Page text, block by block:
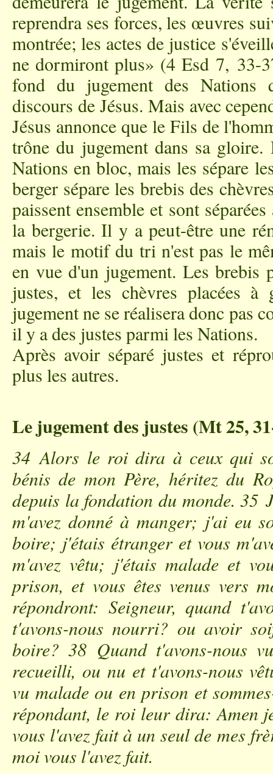
reprendra ses forces, les œuvres
montrée; les actes de justice
ne dormiront plus» (4 Esd 7, 33-
fond du jugement des Nations
discours de Jésus. Mais avec
Jésus annonce que le Fils de
trône du jugement dans sa
Nations en bloc, mais les sépare
berger sépare les brebis des
paissent ensemble et sont
la bergerie. Il y a peut-être une
mais le motif du tri n'est pas le
en vue d'un jugement. Les brebis
justes, et les chèvres placées à
jugement ne se réalisera donc pas
il y a des justes parmi les Nations.
Après avoir séparé justes et
plus les autres.
Le jugement des justes (Mt 25,
34 Alors le roi dira à ceux qui
bénis de mon Père, héritez du
depuis la fondation du monde. 35
m'avez donné à manger; j'ai eu
boire; j'étais étranger et vous
m'avez vêtu; j'étais malade et
prison, et vous êtes venus vers
répondront: Seigneur, quand
t'avons-nous nourri? ou avoir
boire? 38 Quand t'avons-nous
recueilli, ou nu et t'avons-nous
vu malade ou en prison et
répondant, le roi leur dira: Amen
vous l'avez fait à un seul de mes
moi vous l'avez fait.